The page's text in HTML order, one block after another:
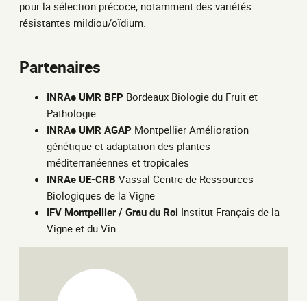
pour la sélection précoce, notamment des variétés
résistantes mildiou/oïdium.
Partenaires
INRAe UMR BFP Bordeaux Biologie du Fruit et
Pathologie
INRAe UMR AGAP Montpellier Amélioration
génétique et adaptation des plantes
méditerranéennes et tropicales
INRAe UE-CRB Vassal Centre de Ressources
Biologiques de la Vigne
IFV Montpellier / Grau du Roi Institut Français de la
Vigne et du Vin